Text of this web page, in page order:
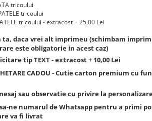
tricoului
tricoului
tricoului - extracost + 25,00 Lei
ta, daca vrei alt imprimeu (schimbam
este obligatorie in acest caz)
tip TEXT - extracost + 10,00 Lei
CADOU - Cutie carton premium cu
sau observatie cu privire la
ne numarul de Whatsapp pentru a primi
va fi livrat